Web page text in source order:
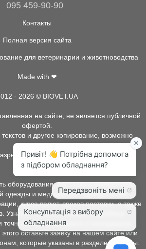
095 459-90-90
Контакты
Полная версия сайта
для ветеринарии и животноводства
Made with ❤
- 2026 © BIOVET.UA
на сайте, не является публичной
офертой.
и другое копирование, возможно
только
администрации BIOVET.UA.
оборудования, расходных материалов,
одежды и медицинской одежды может
курса валют, сроков поставки, а также
Узнать о наличии товара, подробных
точной стоимости можно у менеджеров
оставьте заявку на нашем сайте или
которые указаны в разделе контакты.